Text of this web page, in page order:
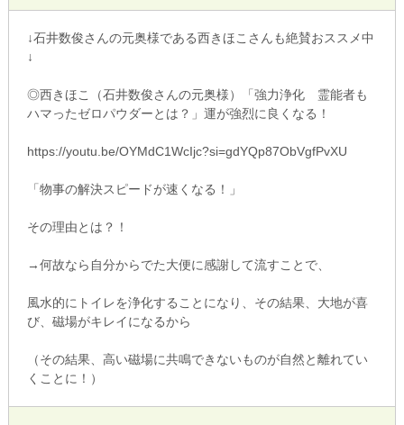
↓石井数俊さんの元奥様である西きほこさんも絶賛おススメ中
↓
◎西きほこ（石井数俊さんの元奥様）「強力浄化 霊能者も
ハマったゼロパウダーとは？」運が強烈に良くなる！
https://youtu.be/OYMdC1WcIjc?si=gdYQp87ObVgfPvXU
「物事の解決スピードが速くなる！」
その理由とは？！
→何故なら自分からでた大便に感謝して流すことで、
風水的にトイレを浄化することになり、その結果、大地が喜
び、磁場がキレイになるから
（その結果、高い磁場に共鳴できないものが自然と離れてい
くことに！）